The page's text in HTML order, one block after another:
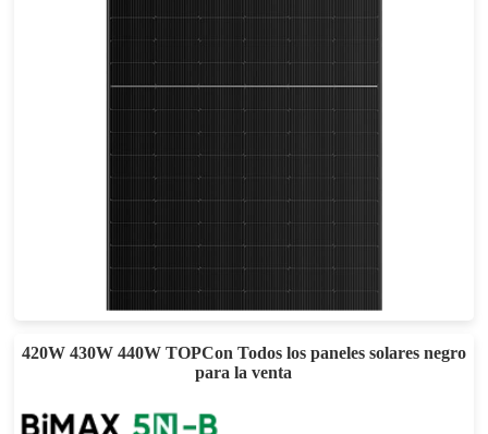
605-635W
Garantía de potencia de 25 años
420W 430W 440W TOPCon Todos los paneles solares negro
para la venta